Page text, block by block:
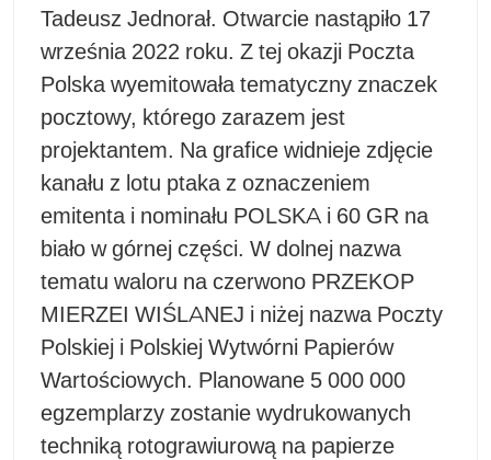
Tadeusz Jednorał. Otwarcie nastąpiło 17
września 2022 roku. Z tej okazji Poczta
Polska wyemitowała tematyczny znaczek
pocztowy, którego zarazem jest
projektantem. Na grafice widnieje zdjęcie
kanału z lotu ptaka z oznaczeniem
emitenta i nominału POLSKA i 60 GR na
biało w górnej części. W dolnej nazwa
tematu waloru na czerwono PRZEKOP
MIERZEI WIŚLANEJ i niżej nazwa Poczty
Polskiej i Polskiej Wytwórni Papierów
Wartościowych. Planowane 5 000 000
egzemplarzy zostanie wydrukowanych
techniką rotograwiurową na papierze